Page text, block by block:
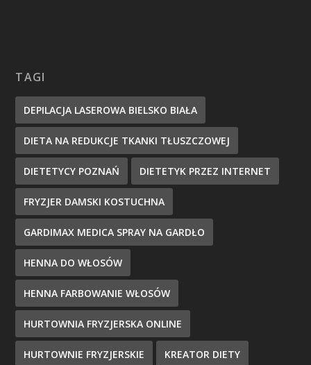
TAGI
DEPILACJA LASEROWA BIELSKO BIAŁA
DIETA NA REDUKCJE TKANKI TŁUSZCZOWEJ
DIETETYCY POZNAŃ DIETETYK PRZEZ INTERNET
FRYZJER DAMSKI KOSTUCHNA
GARDIMAX MEDICA SPRAY NA GARDŁO
HENNA DO WŁOSÓW
HENNA FARBOWANIE WŁOSÓW
HURTOWNIA FRYZJERSKA ONLINE
HURTOWNIE FRYZJERSKIE KREATOR DIETY